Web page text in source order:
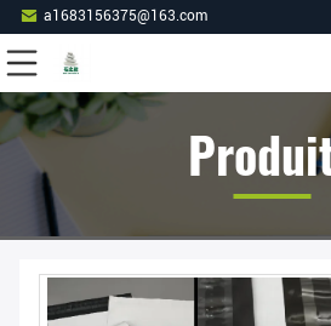
a1683156375@163.com